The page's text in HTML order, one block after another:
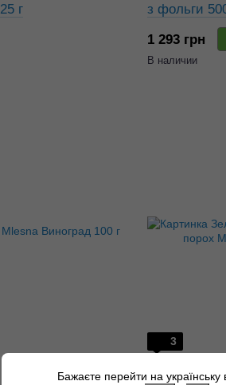
г
з фольги
1 293 грн
В наличии
3
Артикул: 77000682
Бажаєте перейти на українську